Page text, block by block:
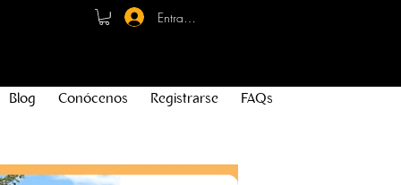
Entrar - Registro
Blog Conócenos Registrarse FAQs